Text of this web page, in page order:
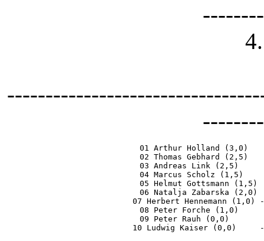
01 Arthur Holland (3,0)
02 Thomas Gebhard
03 Andreas Link (2,5)
04 Marcus Scholz
05 Helmut Gottsmann
06 Natalja Zabarska
07 Herbert Hennemann
08 Peter Forche (1,0)
09 Peter Rauh (0,0)
10 Ludwig Kaiser (0,0)